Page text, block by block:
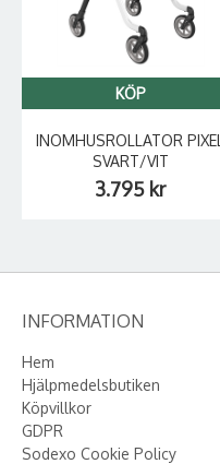
KÖP
INOMHUSROLLATOR PIXEL
SVART/VIT
3.795 kr
INFORMATION
Hem
Hjälpmedelsbutiken
Köpvillkor
GDPR
Sodexo Cookie Policy